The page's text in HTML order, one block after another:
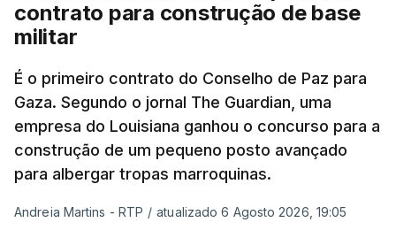
contrato para construção de base
militar
É o primeiro contrato do Conselho de Paz para
Gaza. Segundo o jornal The Guardian, uma
empresa do Louisiana ganhou o concurso para a
construção de um pequeno posto avançado
para albergar tropas marroquinas.
Andreia Martins - RTP / atualizado 6 Agosto 2026, 19:05